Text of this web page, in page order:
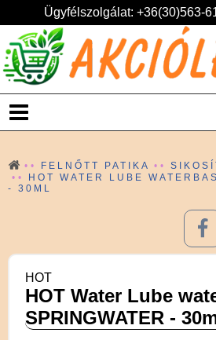
Ügyfélszolgálat: +36(30)563-
FELNŐTT PATIKA
HOT WATER LUBE
- 30ML
HOT
HOT Water Lube
SPRINGWATER -